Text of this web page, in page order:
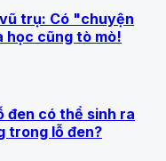
trụ: Có "chuyện
học cũng tò mò!
đen có thể sinh ra
trong lỗ đen?